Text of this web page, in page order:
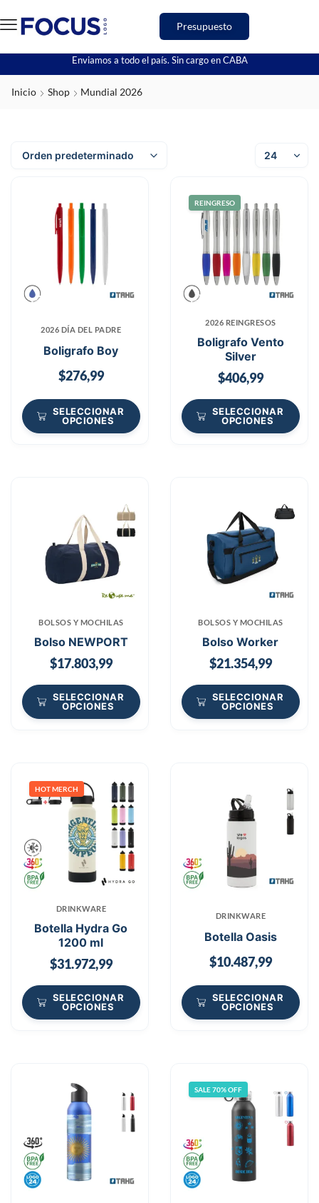
Presupuesto
Enviamos a todo el país. Sin cargo en CABA
Inicio Shop Mundial 2026
2026 DÍA DEL PADRE
Boligrafo Boy
$276,99
SELECCIONAR
OPCIONES
REINGRESO
2026 REINGRESOS
Boligrafo Vento
Silver
$406,99
SELECCIONAR
OPCIONES
BOLSOS Y MOCHILAS
Bolso NEWPORT
$17.803,99
SELECCIONAR
OPCIONES
BOLSOS Y MOCHILAS
Bolso Worker
$21.354,99
SELECCIONAR
OPCIONES
HOT MERCH
DRINKWARE
Botella Hydra Go
1200 ml
$31.972,99
SELECCIONAR
OPCIONES
DRINKWARE
Botella Oasis
$10.487,99
SELECCIONAR
OPCIONES
SALE 70% OFF